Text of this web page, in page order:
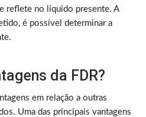
reflete no líquido presente. A
é possível determinar a
da FDR?
em relação a outras
Uma das principais vantagens